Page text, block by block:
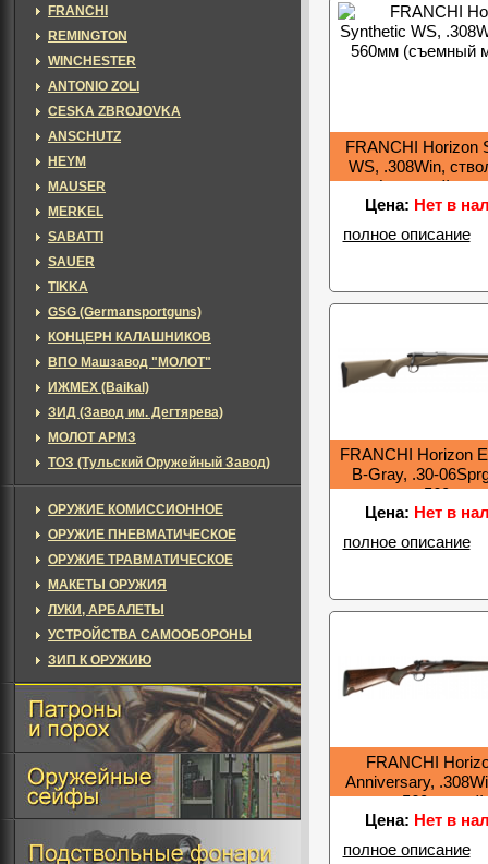
FRANCHI Horizon
WS, .308Win,
(съемный
Цена: Нет в
полное описание
FRANCHI Horizon
B-Gray, .30-
560мм
Цена: Нет в
полное описание
FRANCHI
Anniversary,
560мм,
Цена: Нет в
полное описание
FRANCHI
REMINGTON
WINCHESTER
ANTONIO ZOLI
CESKA ZBROJOVKA
ANSCHUTZ
HEYM
MAUSER
MERKEL
SABATTI
SAUER
TIKKA
GSG (Germansportguns)
КОНЦЕРН КАЛАШНИКОВ
ВПО Машзавод "МОЛОТ"
ИЖМЕХ (Baikal)
ЗИД (Завод им. Дегтярева)
МОЛОТ АРМЗ
ТОЗ (Тульский Оружейный Завод)
ОРУЖИЕ КОМИССИОННОЕ
ОРУЖИЕ ПНЕВМАТИЧЕСКОЕ
ОРУЖИЕ ТРАВМАТИЧЕСКОЕ
МАКЕТЫ ОРУЖИЯ
ЛУКИ, АРБАЛЕТЫ
УСТРОЙСТВА САМООБОРОНЫ
ЗИП К ОРУЖИЮ